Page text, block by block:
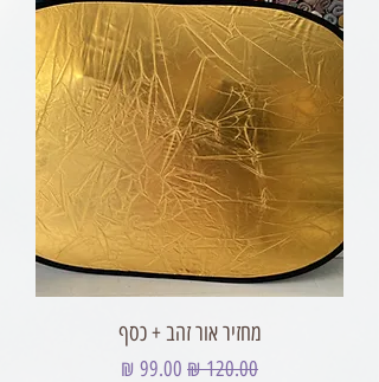
מחזיר אור זהב + כסף
מחיר רגיל מחיר מבצע